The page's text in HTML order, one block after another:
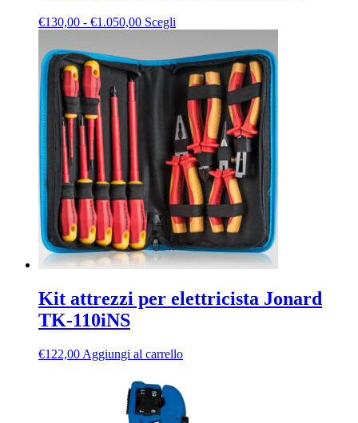
€130,00 - €1.050,00Fascia
da
€130,00
€1.050,00
Scegli
più
varianti.
opzioni
possono
essere
scelte
nella
pagina
del
prodotto
Kit attrezzi per elettricista Jonard
TK-110iNS
€122,00 Aggiungi al carrello